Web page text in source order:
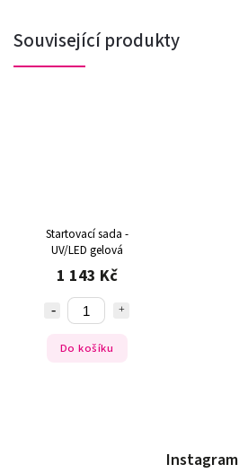
Související produkty
Startovací sada -
UV/LED gelová
1 143 Kč
Do košíku
Instagram